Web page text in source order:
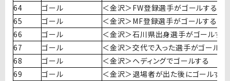
64
ゴール
＜金沢＞FW登録選手がゴールする
65
ゴール
＜金沢＞MF登録選手がゴールする
66
ゴール
＜金沢＞石川県出身選手がゴールする
67
ゴール
＜金沢＞交代で入った選手がゴールす
68
ゴール
＜金沢＞ヘディングでゴールする
69
ゴール
＜金沢＞退場者が出た後にゴールする